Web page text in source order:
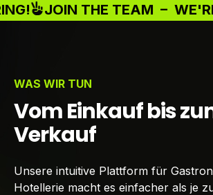
JOIN THE TEAM –WE'RE
WAS WIR TUN
Vom Einkauf bis
Verkauf
Unsere intuitive Plattform für
Hotellerie macht es einfacher als je